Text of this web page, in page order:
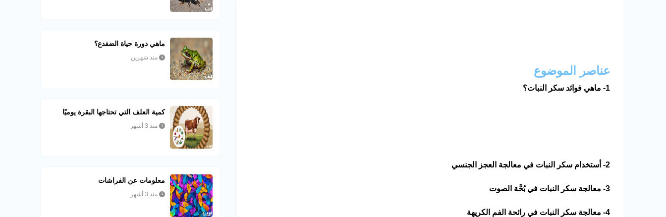
عناصر الموضوع
1- ماهي فوائد سكر النبات؟
2- أستخدام سكر النبات في معالجة العجز الجنسي
3- معالجة سكر النبات في بُحَّة الصوت
4- معالجة سكر النبات في رائحة الفم الكريهة
ماهي دورة حياة الضفدع؟
منذ شهرين
كمية العلف التي تحتاجها البقرة يوميًا
منذ 3 أشهر
معلومات عن الفراشات
منذ 3 أشهر